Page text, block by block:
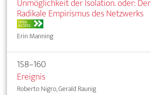
Radikale Empirismus des Netzwerks
OPEN
ACCESS
Erin Manning
158–160
Ereignis
Roberto Nigro, Gerald Raunig